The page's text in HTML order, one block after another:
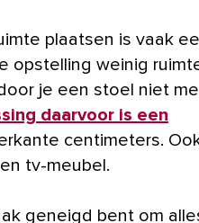
plaatsen is vaak
opstelling weinig
je een stoel niet
daarvoor is een
centimeters.
tv-meubel.
geneigd bent om